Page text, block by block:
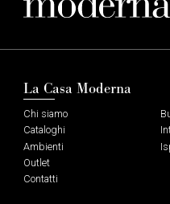
La Casa Moderna
Chi siamo
Cataloghi
Ambienti
Outlet
Contatti